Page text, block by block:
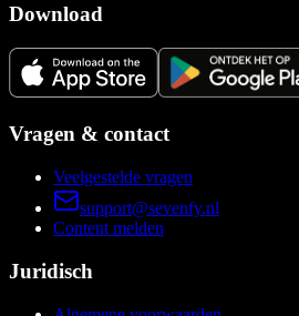
Download
Vragen & contact
Veelgestelde vragen
support@sevenfy.nl
Content melden
Juridisch